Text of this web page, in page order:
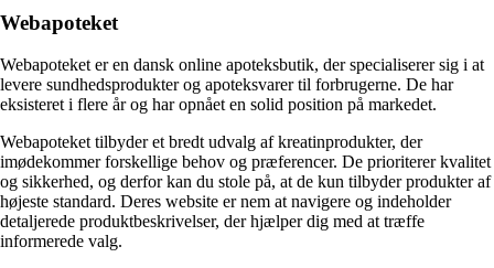
Webapoteket
Webapoteket er en dansk online apoteksbutik, der specialiserer sig i at
levere sundhedsprodukter og apoteksvarer til forbrugerne. De har
eksisteret i flere år og har opnået en solid position på markedet.
Webapoteket tilbyder et bredt udvalg af kreatinprodukter, der
imødekommer forskellige behov og præferencer. De prioriterer kvalitet
og sikkerhed, og derfor kan du stole på, at de kun tilbyder produkter af
højeste standard. Deres website er nem at navigere og indeholder
detaljerede produktbeskrivelser, der hjælper dig med at træffe
informerede valg.